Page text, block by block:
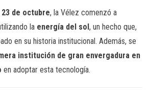
de octubre, la Vélez comenzó a
la energía del sol, un hecho que,
en su historia institucional. Además, se
institución de gran envergadura en
en adoptar esta tecnología.